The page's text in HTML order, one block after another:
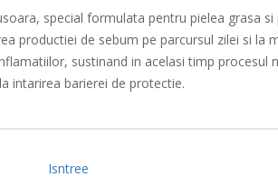
special formulata pentru pielea grasa
productiei de sebum pe parcursul zilei si la
sustinand in acelasi timp procesul
intarirea barierei de protectie.
Isntree